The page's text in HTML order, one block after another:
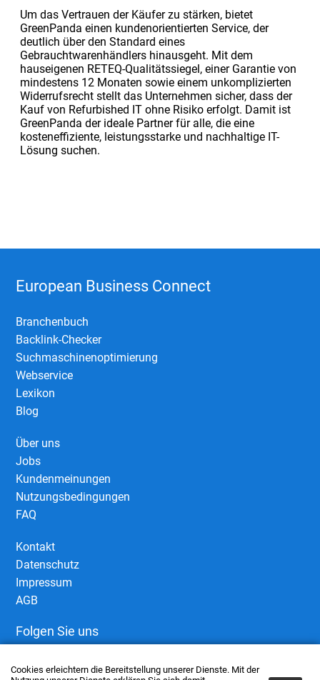
Cookies erleichtern die Bereitstellung unserer Dienste. Mit der
Um das Vertrauen der Käufer zu stärken, bietet
GreenPanda einen kundenorientierten Service, der
deutlich über den Standard eines
Gebrauchtwarenhändlers hinausgeht. Mit dem
hauseigenen RETEQ-Qualitätssiegel, einer Garantie von
mindestens 12 Monaten sowie einem unkomplizierten
Widerrufsrecht stellt das Unternehmen sicher, dass der
Kauf von Refurbished IT ohne Risiko erfolgt. Damit ist
GreenPanda der ideale Partner für alle, die eine
kosteneffiziente, leistungsstarke und nachhaltige IT-
Lösung suchen.
European Business Connect
Branchenbuch
Backlink-Checker
Suchmaschinenoptimierung
Webservice
Lexikon
Blog
Über uns
Jobs
Kundenmeinungen
Nutzungsbedingungen
FAQ
Kontakt
Datenschutz
Impressum
AGB
Folgen Sie uns